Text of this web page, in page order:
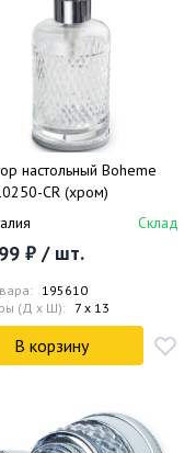
настольный Boheme
CR (хром)
Склад
₽ / шт.
195610
(Д x Ш):
7 x 13
В корзину